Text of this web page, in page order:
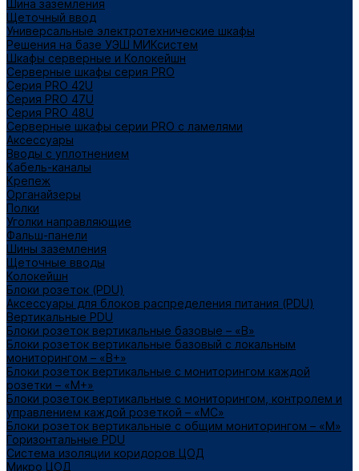
Шина заземления
Щеточный ввод
Универсальные электротехнические шкафы
Решения на базе УЭШ МИКсистем
Шкафы серверные и Колокейшн
Серверные шкафы серия PRO
Серия PRO 42U
Серия PRO 47U
Серия PRO 48U
Серверные шкафы серии PRO с ламелями
Аксессуары
Вводы с уплотнением
Кабель-каналы
Крепеж
Органайзеры
Полки
Уголки направляющие
Фальш-панели
Шины заземления
Щеточные вводы
Колокейшн
Блоки розеток (PDU)
Аксессуары для блоков распределения питания (PDU)
Вертикальные PDU
Блоки розеток вертикальные базовые – «В»
Блоки розеток вертикальные базовый с локальным
мониторингом – «В+»
Блоки розеток вертикальные с мониторингом каждой
розетки – «М+»
Блоки розеток вертикальные с мониторингом, контролем и
управлением каждой розеткой – «МС»
Блоки розеток вертикальные с общим мониторингом – «М»
Горизонтальные PDU
Система изоляции коридоров ЦОД
Микро ЦОД